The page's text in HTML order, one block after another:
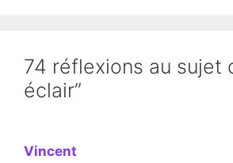
74 réflexions au sujet
éclair”
Vincent